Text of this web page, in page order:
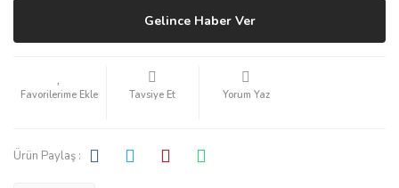
Gelince Haber Ver
Tavsiye Et Yorum Yaz
Ürün Paylaş :